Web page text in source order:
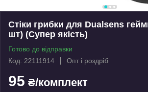
Стіки грибки для Dualsens
шт) (Супер якість)
Готово до відправки
Код: 22111914
Опт і роздріб
95 ₴/комплект